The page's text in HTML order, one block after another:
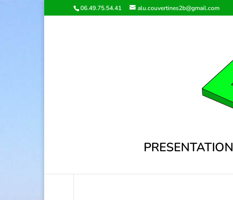
06.49.75.54.41 alu.couvertines2b@gmail.com
PRESENTATION